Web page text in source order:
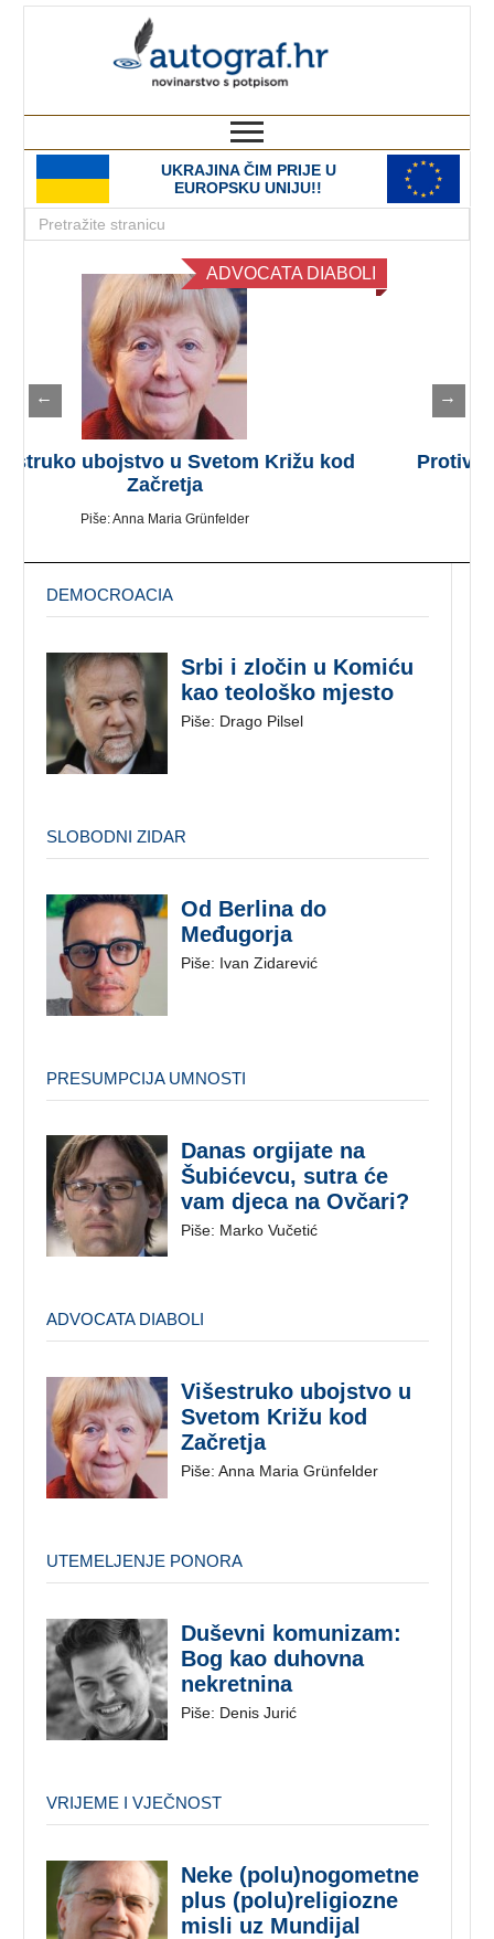
UKRAJINA ČIM PRIJE U
EUROPSKU UNIJU!!
Protiv nasilja i nekršćanskog ravnodušja
Piše: Vedran Obućina
U POTRAZI
← →
Srbi i zločin u Komiću
kao teološko mjesto
Piše: Drago Pilsel
DEMOCROACIA
Od Berlina do
Međugorja
Piše: Ivan Zidarević
SLOBODNI ZIDAR
Danas orgijate na
Šubićevcu, sutra će
vam djeca na Ovčari?
Piše: Marko Vučetić
PRESUMPCIJA UMNOSTI
Višestruko ubojstvo u
Svetom Križu kod
Začretja
Piše: Anna Maria Grünfelder
ADVOCATA DIABOLI
Duševni komunizam:
Bog kao duhovna
nekretnina
Piše: Denis Jurić
UTEMELJENJE PONORA
Neke (polu)nogometne
plus (polu)religiozne
misli uz Mundijal
VRIJEME I VJEČNOST